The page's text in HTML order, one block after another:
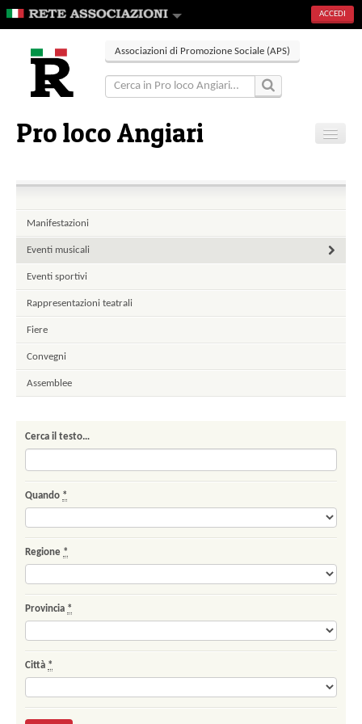
ACCEDI
Associazioni di Promozione Sociale (APS)
Pro loco Angiari
Contatti
Manifestazioni
Eventi musicali
Eventi sportivi
Rappresentazioni teatrali
Fiere
Convegni
Assemblee
Cerca il testo…
Quando *
Regione *
Provincia *
Città *